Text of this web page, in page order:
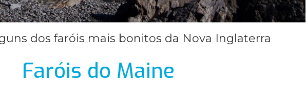
dos faróis mais bonitos da Nova Inglaterra
Faróis do Maine